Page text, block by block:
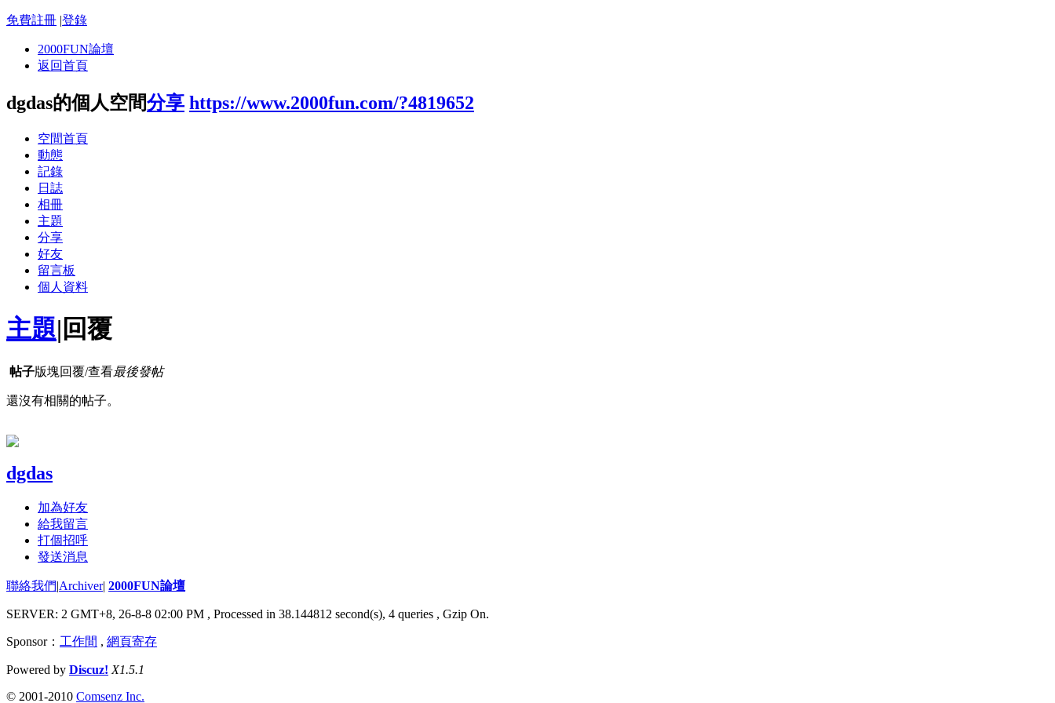
免費註冊 |登錄
2000FUN論壇
返回首頁
dgdas的個人空間分享 https://www.2000fun.com/?4819652
空間首頁
動態
記錄
日誌
相冊
主題
分享
好友
留言板
個人資料
主題| 回覆
帖子版塊回覆/查看最後發帖
還沒有相關的帖子。
dgdas
加為好友
給我留言
打個招呼
發送消息
聯絡我們|Archiver| 2000FUN論壇
SERVER: 2 GMT+8, 26-8-8 02:00 PM , Processed in 38.144812 second(s), 4 queries , Gzip On.
Sponsor： 工作間 , 網頁寄存
Powered by Discuz! X1.5.1
© 2001-2010 Comsenz Inc.